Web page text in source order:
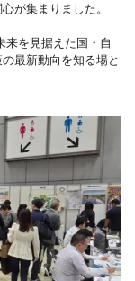
が集まりました。
来を見据えた国・自
最新動向を知る場と